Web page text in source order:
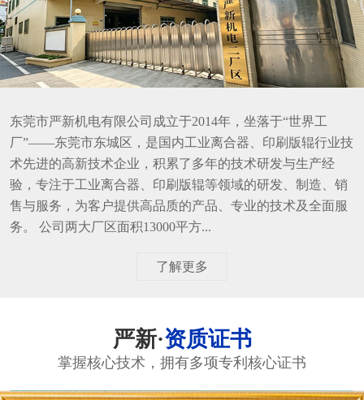
东莞市严新机电有限公司成立于2014年，坐落于“世界工
厂”——东莞市东城区，是国内工业离合器、印刷版辊行业技
术先进的高新技术企业，积累了多年的技术研发与生产经
验，专注于工业离合器、印刷版辊等领域的研发、制造、销
售与服务，为客户提供高品质的产品、专业的技术及全面服
务。 公司两大厂区面积13000平方...
了解更多
严新·资质证书
掌握核心技术，拥有多项专利核心证书